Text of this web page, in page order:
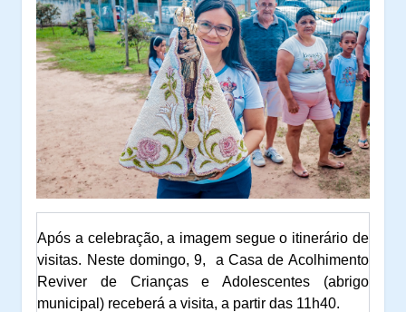
Após a celebração, a imagem segue o itinerário de
visitas. Neste domingo, 9, a Casa de Acolhimento
Reviver de Crianças e Adolescentes (abrigo
municipal) receberá a visita, a partir das 11h40.